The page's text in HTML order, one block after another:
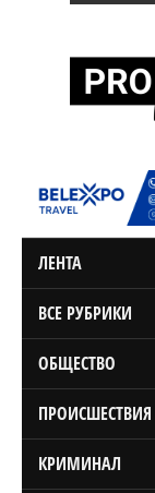
ЛЕНТА
ВСЕ РУБРИКИ
ОБЩЕСТВО
ПРОИСШЕСТВИЯ
КРИМИНАЛ